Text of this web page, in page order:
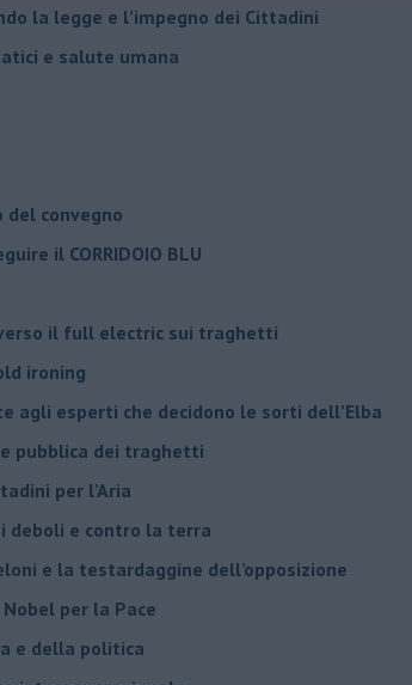
la legge e l’impegno dei Cittadini
e salute umana
del convegno
il CORRIDOIO BLU
il full electric sui traghetti
ironing
agli esperti che decidono le sorti dell’Elba
pubblica dei traghetti​
per l’Aria
deboli e contro la terra
e la testardaggine dell’opposizione
per la Pace
e della politica